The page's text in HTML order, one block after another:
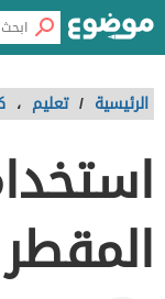
الرئيسية / تعليم ،
المقطر